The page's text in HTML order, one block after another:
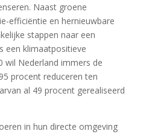
Naast groene
efficiëntie en hernieuwbare
stappen naar een
een klimaatpositieve
wil Nederland immers de
procent reduceren ten
al 49 procent gerealiseerd
in hun directe omgeving